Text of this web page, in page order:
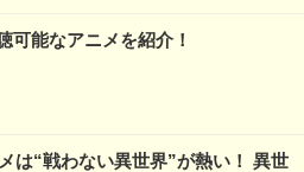
可能なアニメを紹介！
は“戦わない異世界”が熱い！ 異世